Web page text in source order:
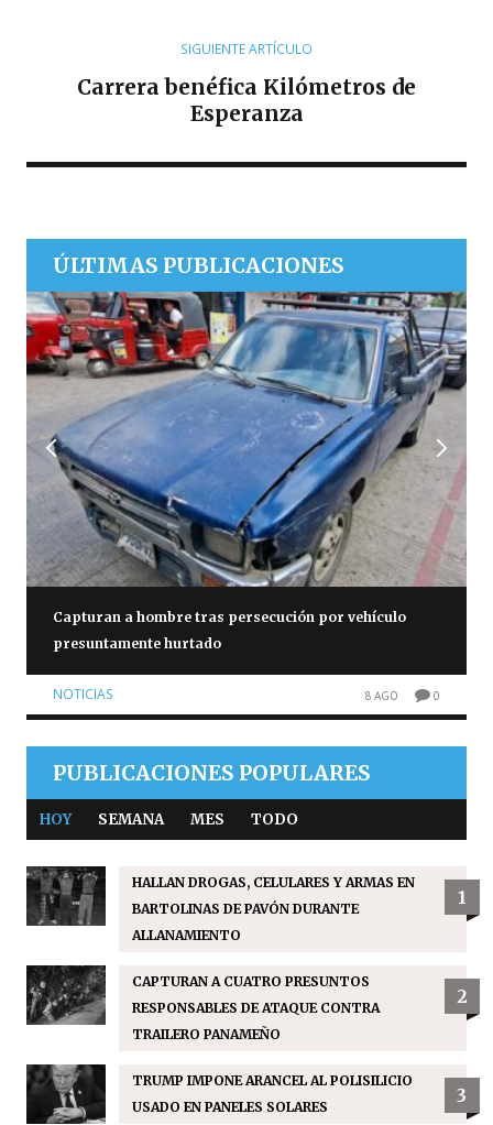
SIGUIENTE ARTÍCULO
Carrera benéfica Kilómetros de
Esperanza
ÚLTIMAS PUBLICACIONES
Capturan a hombre tras persecución por vehículo
presuntamente hurtado
NOTICIAS 8 AGO 0
PUBLICACIONES POPULARES
HOY SEMANA MES TODO
HALLAN DROGAS, CELULARES Y ARMAS EN
BARTOLINAS DE PAVÓN DURANTE
ALLANAMIENTO
1
CAPTURAN A CUATRO PRESUNTOS
RESPONSABLES DE ATAQUE CONTRA
TRAILERO PANAMEÑO
2
TRUMP IMPONE ARANCEL AL POLISILICIO
USADO EN PANELES SOLARES
3